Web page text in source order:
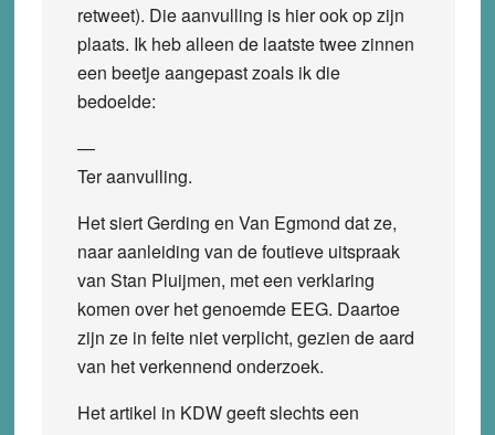
retweet). Die aanvulling is hier ook op zijn
plaats. Ik heb alleen de laatste twee zinnen
een beetje aangepast zoals ik die
bedoelde:
—
Ter aanvulling.
Het siert Gerding en Van Egmond dat ze,
naar aanleiding van de foutieve uitspraak
van Stan Pluijmen, met een verklaring
komen over het genoemde EEG. Daartoe
zijn ze in feite niet verplicht, gezien de aard
van het verkennend onderzoek.
Het artikel in KDW geeft slechts een